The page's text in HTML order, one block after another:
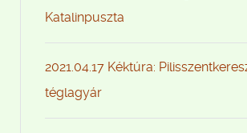
Katalinpuszta
2021.04.17 Kéktúra:
téglagyár